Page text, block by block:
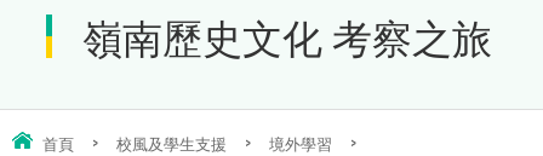
嶺南歷史文化 考察之旅
首頁 > 校風及學生支援 > 境外學習
>